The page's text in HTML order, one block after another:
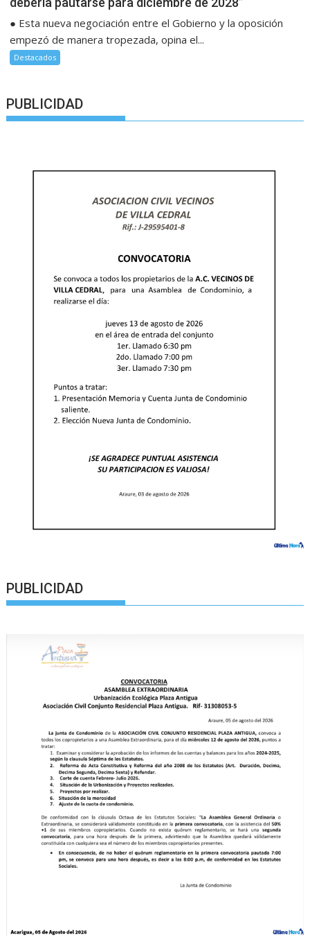
● Esta nueva negociación entre el Gobierno y la oposición
empezó de manera tropezada, opina el...
Destacados
PUBLICIDAD
PUBLICIDAD